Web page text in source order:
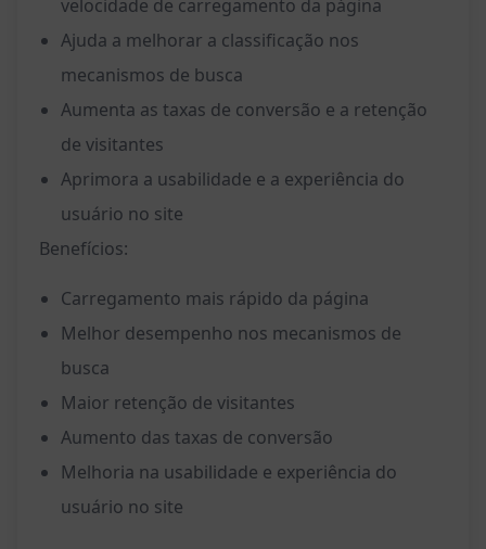
velocidade de carregamento da página
Ajuda a melhorar a classificação nos
mecanismos de busca
Aumenta as taxas de conversão e a retenção
de visitantes
Aprimora a usabilidade e a experiência do
usuário no site
Benefícios:
Carregamento mais rápido da página
Melhor desempenho nos mecanismos de
busca
Maior retenção de visitantes
Aumento das taxas de conversão
Melhoria na usabilidade e experiência do
usuário no site